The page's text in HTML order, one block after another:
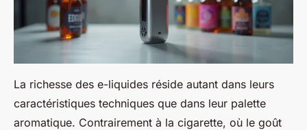
La richesse des e-liquides réside autant dans leurs
caractéristiques techniques que dans leur palette
aromatique. Contrairement à la cigarette, où le goût